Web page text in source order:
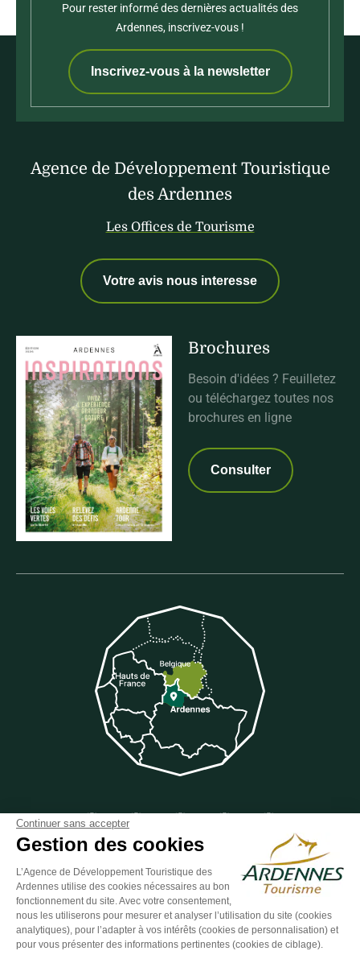
Pour rester informé des dernières actualités des
Ardennes, inscrivez-vous !
Inscrivez-vous à la newsletter
Agence de Développement Touristique
des Ardennes
Les Offices de Tourisme
Votre avis nous interesse
Brochures
Besoin d'idées ? Feuilletez
ou téléchargez toutes nos
brochures en ligne
Consulter
Suivez-nous sur Facebook
ESPACE GROUPES ESPACE PRESSE ESPACE PRO
Plan du site-Politique de confidentialité -Mentions légales -
Éditer mes cookies - Made with byIRIS Interactive
Continuer sans accepter
Gestion des cookies
L’Agence de Développement Touristique des
Ardennes utilise des cookies nécessaires au bon
fonctionnement du site. Avec votre consentement,
nous les utiliserons pour mesurer et analyser l’utilisation du site (cookies
analytiques), pour l’adapter à vos intérêts (cookies de personnalisation) et
pour vous présenter des informations pertinentes (cookies de ciblage).